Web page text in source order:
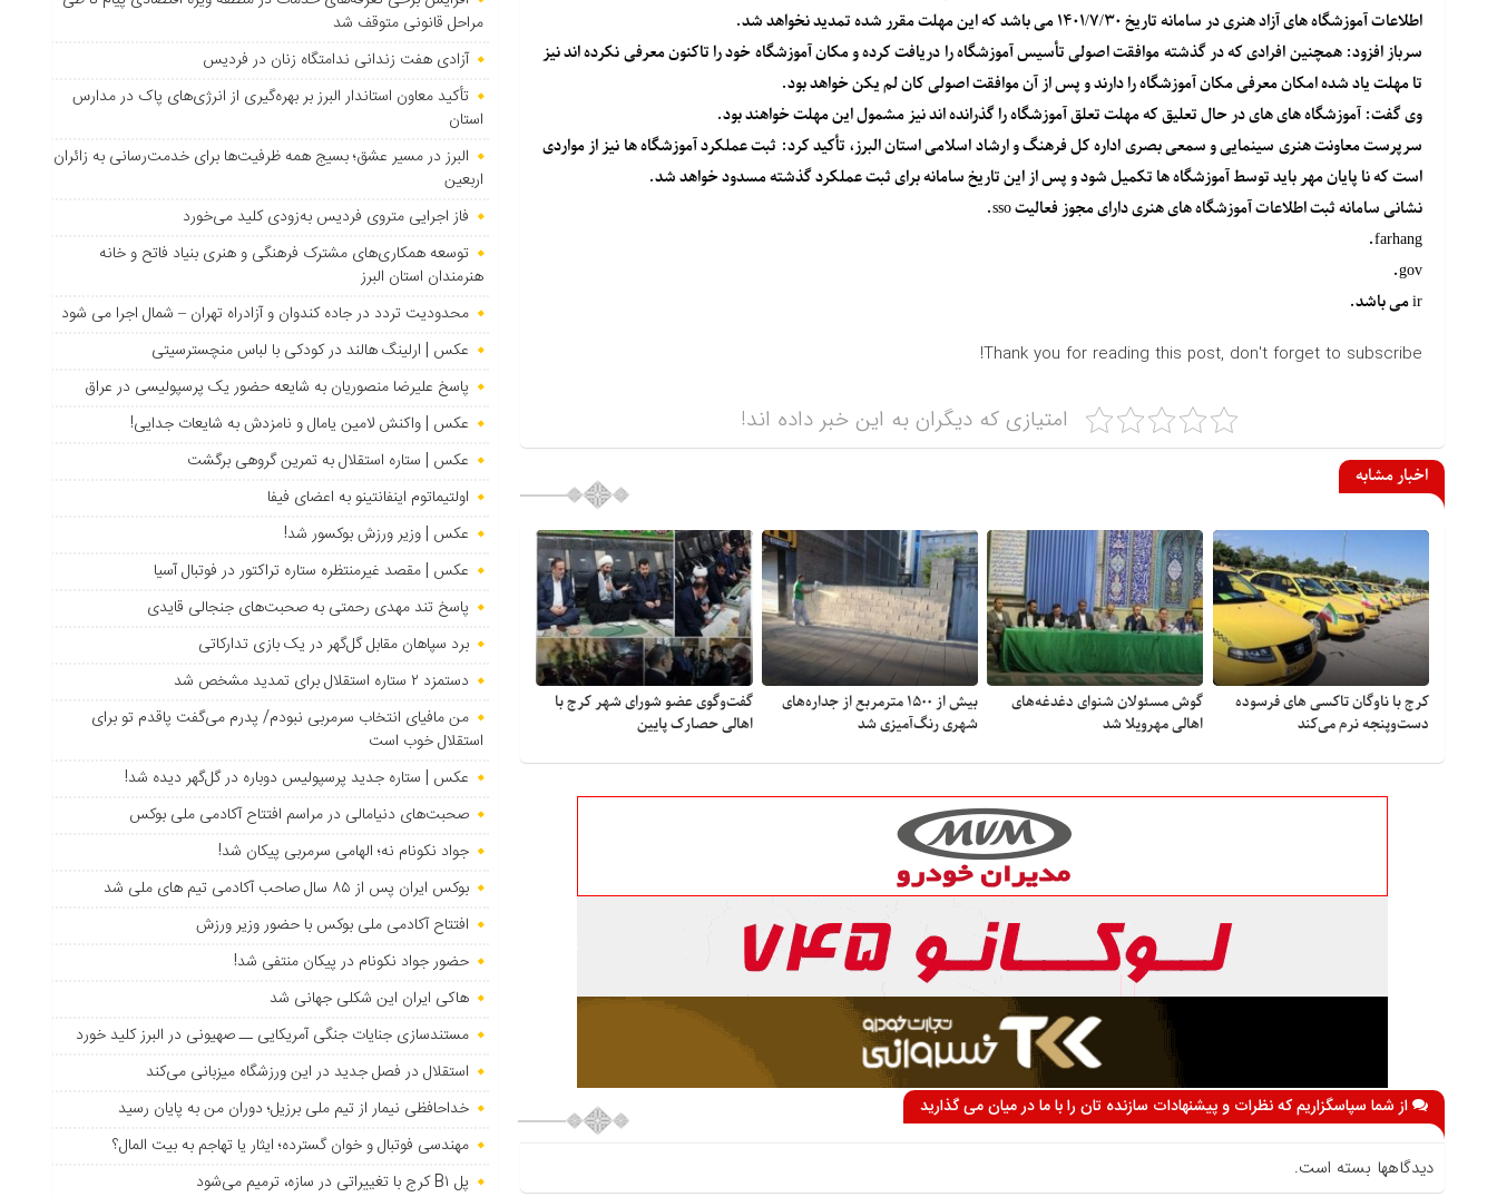
اطلاعات آموزشگاه های آزاد هنری در سامانه تاریخ ۱۴۰۱/۷/۳۰ می باشد که این مهلت مقرر شده تمدید نخواهد شد.
سرباز افزود: همچنین افرادی که در گذشته موافقت اصولی تأسیس آموزشگاه را دریافت کرده و مکان آموزشگاه خود را تاکنون معرفی نکرده اند نیز
تا مهلت یاد شده امکان معرفی مکان آموزشگاه را دارند و پس از آن موافقت اصولی کان لم یکن خواهد بود.
وی گفت: آموزشگاه های های در حال تعلیق که مهلت تعلق آموزشگاه را گذرانده اند نیز مشمول این مهلت خواهند بود.
سرپرست معاونت هنری سینمایی و سمعی بصری اداره کل فرهنگ و ارشاد اسلامی استان البرز، تأکید کرد: ثبت عملکرد آموزشگاه ها نیز از مواردی
است که نا پایان مهر باید توسط آموزشگاه ها تکمیل شود و پس از این تاریخ سامانه برای ثبت عملکرد گذشته مسدود خواهد شد.
نشانی سامانه ثبت اطلاعات آموزشگاه های هنری دارای مجوز فعالیت sso.
farhang.
gov.
ir می باشد.
Thank you for reading this post, don't forget to subscribe!
امتیازی که دیگران به این خبر داده اند!
اخبار مشابه
کرج با ناوگان تاکسی های فرسوده
دست‌وپنجه نرم می‌کند
گوش مسئولان شنوای دغدغه‎‌های
اهالی مهرویلا شد
بیش از ۱۵۰۰ مترمربع از جداره‌های
شهری رنگ‌آمیزی شد
گفت‌وگوی عضو شورای شهر کرج با
اهالی حصارک پایین
از شما سپاسگزاریم که نظرات و پیشنهادات سازنده تان را با ما در میان می گذارید
دیدگاهها بسته است.
مراحل قانونی متوقف شد
آزادی هفت زندانی ندامتگاه زنان در فردیس
تأکید معاون استاندار البرز بر بهره‌گیری از انرژی‌های پاک در مدارس
استان
البرز در مسیر عشق؛ بسیج همه ظرفیت‌ها برای خدمت‌رسانی به زائران
اربعین
فاز اجرایی متروی فردیس به‌زودی کلید می‌خورد
توسعه همکاری‌های مشترک فرهنگی و هنری بنیاد فاتح و خانه
هنرمندان استان البرز
محدودیت تردد در جاده کندوان و آزادراه تهران – شمال اجرا می شود
عکس | ارلینگ هالند در کودکی با لباس منچسترسیتی
پاسخ علیرضا منصوریان به شایعه حضور یک پرسپولیسی در عراق
عکس | واکنش لامین یامال و نامزدش به شایعات جدایی!
عکس | ستاره استقلال به تمرین گروهی برگشت
اولتیماتوم اینفانتینو به اعضای فیفا
عکس | وزیر ورزش بوکسور شد!
عکس | مقصد غیرمنتظره ستاره تراکتور در فوتبال آسیا
پاسخ تند مهدی رحمتی به صحبت‌های جنجالی قایدی
برد سپاهان مقابل گل‌گهر در یک بازی تدارکاتی
دستمزد ۲ ستاره استقلال برای تمدید مشخص شد
من مافیای انتخاب سرمربی نبودم/ پدرم می‌گفت پاقدم تو برای
استقلال خوب است
عکس | ستاره جدید پرسپولیس دوباره در گل‌گهر دیده شد!
صحبت‌های دنیامالی در مراسم افتتاح آکادمی ملی بوکس
جواد نکونام نه؛ الهامی سرمربی پیکان شد!
بوکس ایران پس از ۸۵ سال صاحب آکادمی تیم های ملی شد
افتتاح آکادمی ملی بوکس با حضور وزیر ورزش
حضور جواد نکونام در پیکان منتفی شد!
هاکی ایران این شکلی جهانی شد
مستندسازی جنایات جنگی آمریکایی ــ صهیونی در البرز کلید خورد
استقلال در فصل جدید در این ورزشگاه میزبانی می‌کند
خداحافظی نیمار از تیم ملی برزیل؛ دوران من به پایان رسید
مهندسی فوتبال و خوان گسترده؛ ایثار یا تهاجم به بیت المال؟
پل B۱ کرج با تغییراتی در سازه، ترمیم می‌شود